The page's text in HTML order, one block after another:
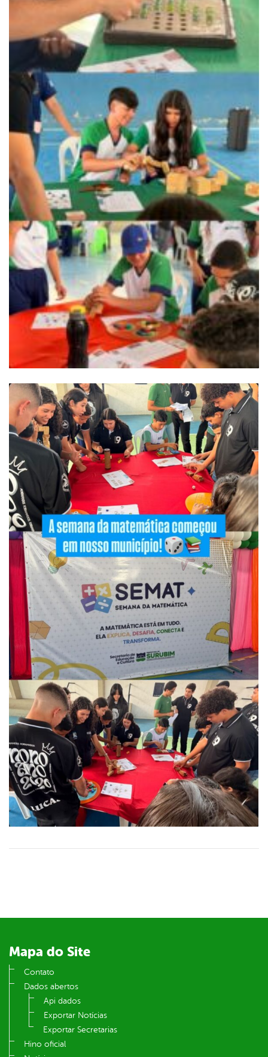
Mapa do Site
Contato
Dados abertos
Api dados
Exportar Notícias
Exportar Secretarias
Hino oficial